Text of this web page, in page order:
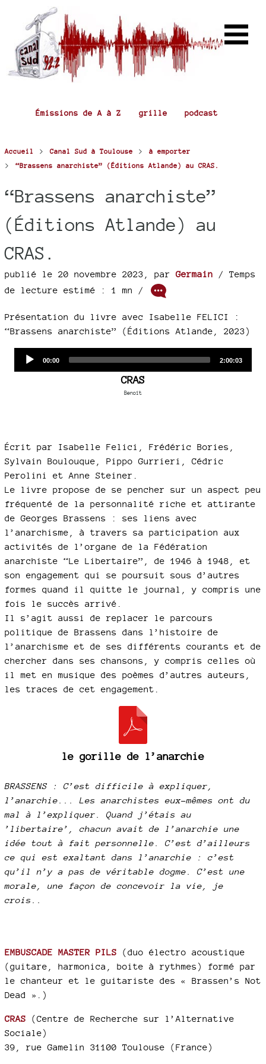
Émissions de A à Z grille podcast
Accueil > Canal Sud à Toulouse > à emporter
> “Brassens anarchiste” (Éditions Atlande) au CRAS.
“Brassens anarchiste”
(Éditions Atlande) au
CRAS.
publié le 20 novembre 2023 parGermain / Temps
de lecture estimé : 1 mn /
Présentation du livre avec Isabelle FELICI :
“Brassens anarchiste” (Éditions Atlande, 2023)
Current
00:00
Total
2:00:03
CRAS
Benoît
Écrit par Isabelle Felici, Frédéric Bories,
Sylvain Boulouque, Pippo Gurrieri, Cédric
Perolini et Anne Steiner.
Le livre propose de se pencher sur un aspect peu
fréquenté de la personnalité riche et attirante
de Georges Brassens : ses liens avec
l’anarchisme, à travers sa participation aux
activités de l’organe de la Fédération
anarchiste “Le Libertaire”, de 1946 à 1948, et
son engagement qui se poursuit sous d’autres
formes quand il quitte le journal, y compris une
fois le succès arrivé.
Il s’agit aussi de replacer le parcours
politique de Brassens dans l’histoire de
l’anarchisme et de ses différents courants et de
chercher dans ses chansons, y compris celles où
il met en musique des poèmes d’autres auteurs,
les traces de cet engagement.
le gorille de l’anarchie
BRASSENS : C’est difficile à expliquer,
l’anarchie... Les anarchistes eux-mêmes ont du
mal à l’expliquer. Quand j’étais au
’libertaire’, chacun avait de l’anarchie une
idée tout à fait personnelle. C’est d’ailleurs
ce qui est exaltant dans l’anarchie : c’est
qu’il n’y a pas de véritable dogme. C’est une
morale, une façon de concevoir la vie, je
crois..
EMBUSCADE MASTER PILS (duo électro acoustique
(guitare, harmonica, boite à rythmes) formé par
le chanteur et le guitariste des « Brassen’s Not
Dead ».)
CRAS (Centre de Recherche sur l’Alternative
Sociale)
39, rue Gamelin 31100 Toulouse (France)